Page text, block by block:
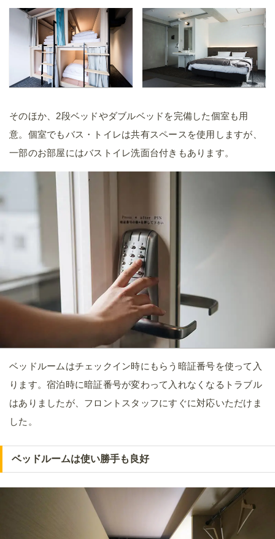
そのほか、2段ベッドやダブルベッドを完備した個室も用
意。個室でもバス・トイレは共有スペースを使用しますが、
一部のお部屋にはバストイレ洗面台付きもあります。
ベッドルームはチェックイン時にもらう暗証番号を使って入
ります。宿泊時に暗証番号が変わって入れなくなるトラブル
はありましたが、フロントスタッフにすぐに対応いただけま
した。
ベッドルームは使い勝手も良好